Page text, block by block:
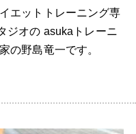
エットトレーニング専
ジオの asukaトレーニ
家の野島竜一です。